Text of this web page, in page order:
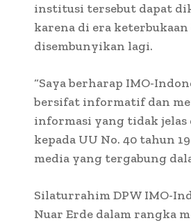
institusi tersebut dapat
karena di era
disembunyikan lagi.
“Saya berharap IMO-
bersifat informatif dan
informasi yang tidak jelas
kepada UU No. 40 tahun
media yang tergabung
Silaturrahim DPW IMO-
Nuar Erde dalam rangka